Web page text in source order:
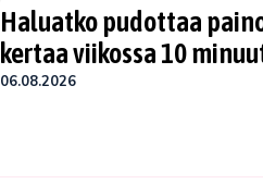
Haluatko pudottaa
kertaa viikossa 10
06.08.2026